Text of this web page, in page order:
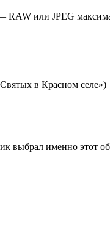
или JPEG
в Красном селе»)
именно этот